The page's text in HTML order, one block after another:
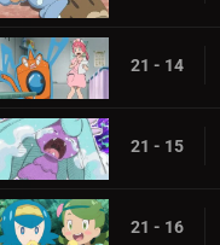
21 - 14
21 - 15
21 - 16